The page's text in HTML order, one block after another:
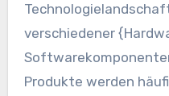
verschiedener
Produkte werden